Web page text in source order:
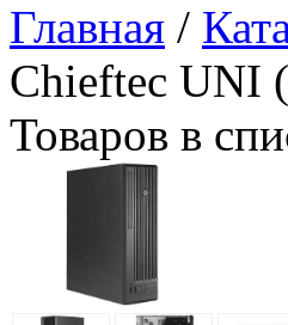
Главная /
Chieftec UNI
Товаров в